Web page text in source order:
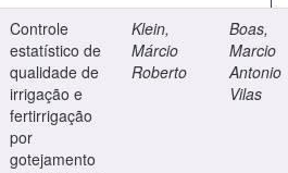
Controle
estatístico de
qualidade de
irrigação e
fertirrigação
por
gotejamento
Klein,
Márcio
Roberto
Boas,
Marcio
Antonio
Vilas